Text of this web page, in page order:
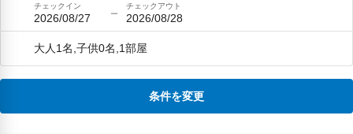
チェックイン
2026/08/27
チェックアウト
2026/08/28
大人1名,子供0名,1部屋
条件を変更